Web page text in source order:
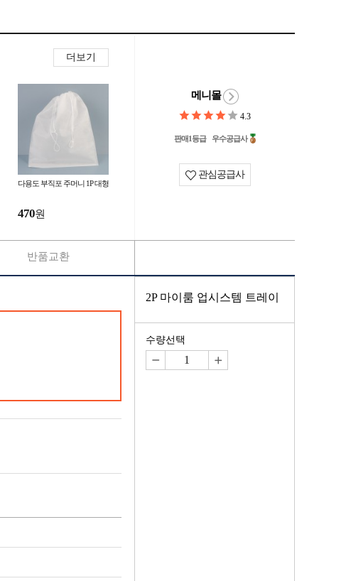
더보기
다용도 부직포 주머니 1P 대형
470원
메니몰
4.3
판매1등급 우수공급사
관심공급사
반품교환
2P 마이룸 업시스템 트레이
수량선택